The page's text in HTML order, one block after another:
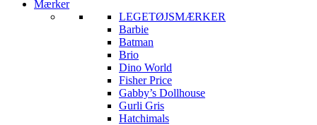
Mærker
LEGETØJSMÆRKER
Barbie
Batman
Brio
Dino World
Fisher Price
Gabby’s Dollhouse
Gurli Gris
Hatchimals